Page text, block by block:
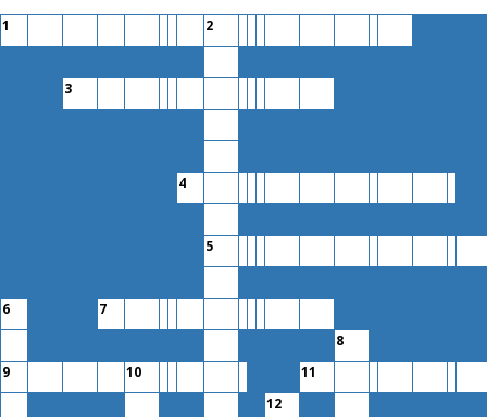
1 2
3
4
5
6
7
8
9
10
11
12